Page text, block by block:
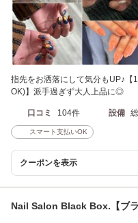
指先をお洒落にして気分もUP♪【
OK)】派手過ぎず大人上品に◎
口コミ 104件 設備
スマート支払いOK
クーポンを表示
Nail Salon Black Box.【ブラ